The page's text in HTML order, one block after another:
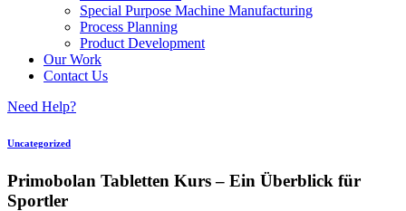
Special Purpose Machine Manufacturing
Process Planning
Product Development
Our Work
Contact Us
Need Help?
Uncategorized
Primobolan Tabletten Kurs – Ein Überblick für
Sportler